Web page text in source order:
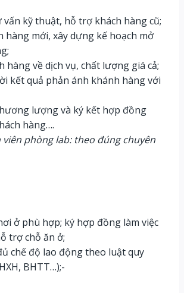
vấn kỹ thuật, hỗ trợ khách hàng cũ;
hàng mới, xây dựng kế hoạch mở
hàng về dịch vụ, chất lượng giá cả;
kết quả phản ánh khánh hàng với
lượng và ký kết hợp đồng
hàng….
phòng lab: theo đúng chuyên
ở phù hợp; ký hợp đồng làm việc
trợ chỗ ăn ở;
chế độ lao động theo luật quy
BHTT…);-